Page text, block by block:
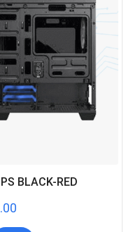
BLACK-RED